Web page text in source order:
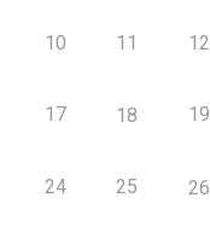
10 11 12
17 18 19
24 25 26